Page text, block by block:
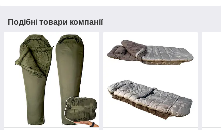
Подібні товари компанії